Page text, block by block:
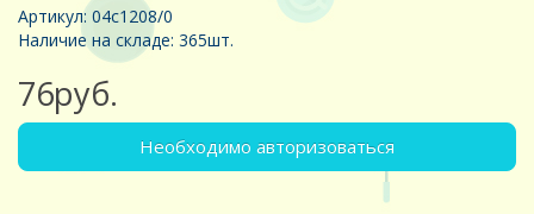
Артикул: 04с1208/0
Наличие на складе: 365шт.
76руб.
Необходимо авторизоваться